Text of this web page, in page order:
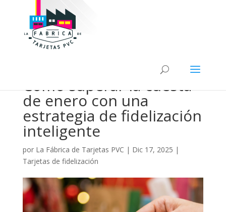
Cómo superar la cuesta
de enero con una
estrategia de fidelización
inteligente
por La Fábrica de Tarjetas PVC | Dic 17, 2025 |
Tarjetas de fidelización